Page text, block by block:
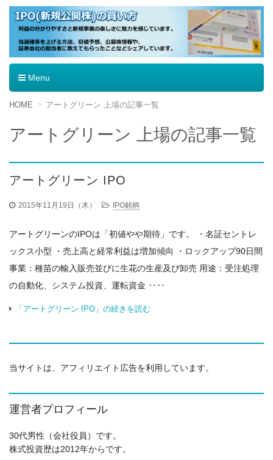
IPO（新規公開株）の買い方
Menu
コ
テ
へ
移
HOME アートグリーン 上場の記事一覧
アートグリーン 上場の記事一覧
アートグリーン IPO
2015年11月19日（木） IPO銘柄
アートグリーンのIPOは「初値やや期待」です。 ・名証セントレ
ックス小型 ・売上高と経常利益は増加傾向 ・ロックアップ90日間
事業：種苗の輸入販売並びに生花の生産及び卸売 用途：受注処理
の自動化、システム投資、運転資金 ‥‥
「アートグリーン IPO」の続きを読む
当サイトは、アフィリエイト広告を利用しています。
運営者プロフィール
30代男性（会社役員）です。
株式投資歴は2012年からです。